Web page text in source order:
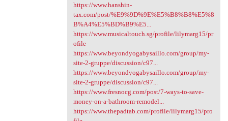
https://www.hanshin-
tax.com/post/%E9%9D%9E%E5%B8%B8%E5%8
B%A4%E5%BD%B9%E5...
https://www.musicaltouch.sg/profile/lilymarg15/pr
ofile
https://www.beyondyogabysaillo.com/group/my-
site-2-gruppe/discussion/c97...
https://www.beyondyogabysaillo.com/group/my-
site-2-gruppe/discussion/c97...
https://www.fresnocg.com/post/7-ways-to-save-
money-on-a-bathroom-remodel...
https://www.thepadtab.com/profile/lilymarg15/pro